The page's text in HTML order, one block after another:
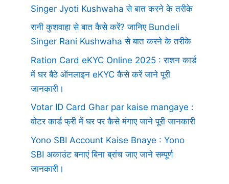
Singer Jyoti Kushwaha से बात करने के तरीके
रानी कुशवाहा से बात कैसे करें? जानिए Bundeli
Singer Rani Kushwaha से बात करने के तरीके
Ration Card eKYC Online 2025 : राशन कार्ड
में घर बैठे ऑनलाइन eKYC कैसे करें जाने पूरी
जानकारी।
Votar ID Card Ghar par kaise mangaye :
वोटर कार्ड फ्री में घर पर कैसे मंगाए जाने पूरी जानकारी
Yono SBI Account Kaise Bnaye : Yono
SBI अकाउंट बनाएं बिना ब्रांच जाए जाने सम्पूर्ण
जानकारी।